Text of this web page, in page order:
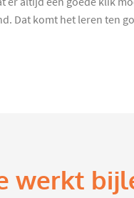
Dat komt het leren ten
werkt